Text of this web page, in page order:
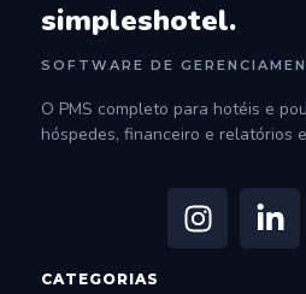
simpleshotel.
SOFTWARE DE
O PMS completo para hotéis e
hóspedes, financeiro e relatórios
CATEGORIAS